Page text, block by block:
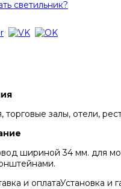
светильник?
залы, отели,
шириной 34 мм. для
и оплатаУстановка и